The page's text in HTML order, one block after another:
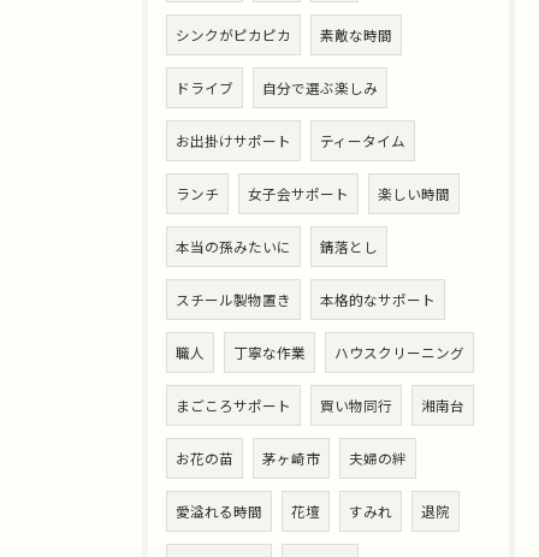
シンクがピカピカ 素敵な時間
ドライブ 自分で選ぶ楽しみ
お出掛けサポート ティータイム
ランチ 女子会サポート 楽しい時間
本当の孫みたいに 錆落とし
スチール製物置き 本格的なサポート
職人 丁寧な作業 ハウスクリーニング
まごころサポート 買い物同行 湘南台
お花の苗 茅ヶ崎市 夫婦の絆
愛溢れる時間 花壇 すみれ 退院